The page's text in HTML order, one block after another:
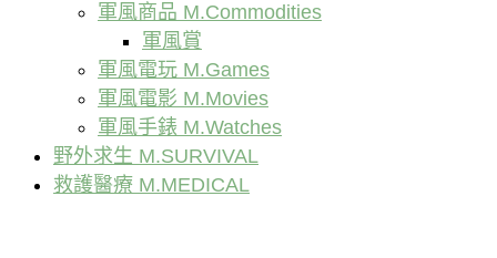
軍風商品 M.Commodities
軍風賞
軍風電玩 M.Games
軍風電影 M.Movies
軍風手錶 M.Watches
野外求生 M.SURVIVAL
救護醫療 M.MEDICAL